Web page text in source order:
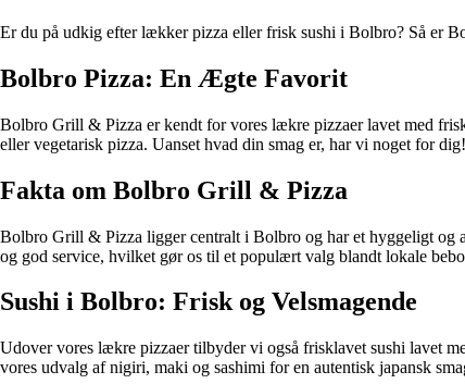
Er du på udkig efter lækker pizza eller frisk sushi i Bolbro? Så er
Bolbro Pizza: En Ægte Favorit
Bolbro Grill & Pizza er kendt for vores lækre pizzaer lavet med
eller vegetarisk pizza. Uanset hvad din smag er, har vi noget for dig!
Fakta om Bolbro Grill & Pizza
Bolbro Grill & Pizza ligger centralt i Bolbro og har et hyggeligt og
og god service, hvilket gør os til et populært valg blandt lokale
Sushi i Bolbro: Frisk og Velsmagende
Udover vores lækre pizzaer tilbyder vi også frisklavet sushi lavet
vores udvalg af nigiri, maki og sashimi for en autentisk japansk